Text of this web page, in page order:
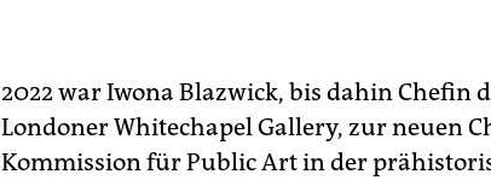
2022 war Iwona Blazwick, bis dahin Chefin
Londoner Whitechapel Gallery, zur neuen
Kommission für Public Art in der